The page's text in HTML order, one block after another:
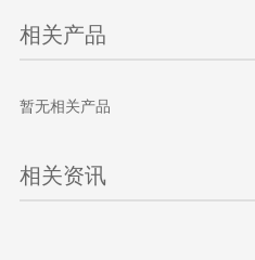
相关产品
暂无相关产品
相关资讯